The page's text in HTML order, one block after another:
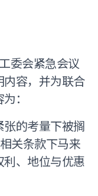
委会紧急会议
容，并为联合
：
的考量下被搁
关条款下马来
、地位与优惠